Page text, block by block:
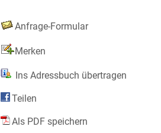
Anfrage-Formular
Merken
Ins Adressbuch übertragen
Teilen
Als PDF speichern